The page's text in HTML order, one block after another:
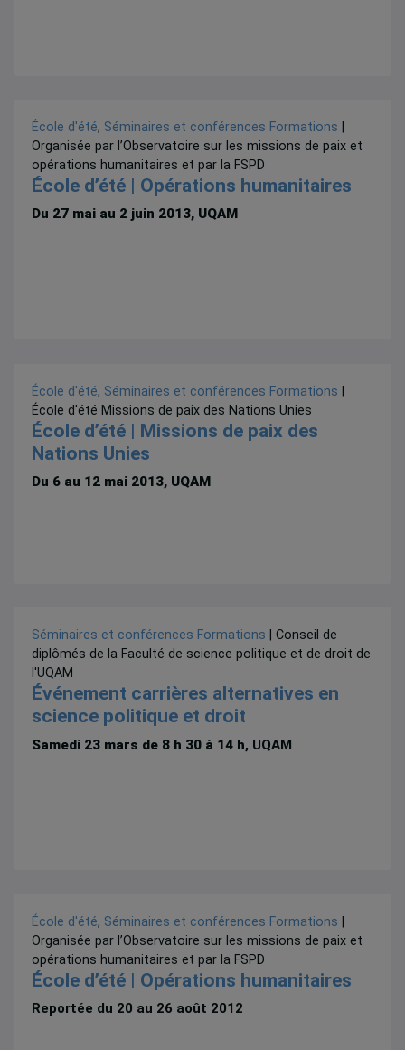
École d'été, Séminaires et conférences Formations
Organisée par l’Observatoire sur les missions de paix et
opérations humanitaires et par la FSPD
École d’été | Opérations humanitaires
Du 27 mai au 2 juin 2013, UQAM
École d'été, Séminaires et conférences Formations
École d'été Missions de paix des Nations Unies
École d’été | Missions de paix des
Nations Unies
Du 6 au 12 mai 2013, UQAM
Séminaires et conférences Formations | Conseil de
diplômés de la Faculté de science politique et de droit de
l'UQAM
Événement carrières alternatives en
science politique et droit
Samedi 23 mars de 8 h 30 à 14 h, UQAM
École d'été, Séminaires et conférences Formations
Organisée par l’Observatoire sur les missions de paix et
opérations humanitaires et par la FSPD
École d’été | Opérations humanitaires
Reportée du 20 au 26 août 2012